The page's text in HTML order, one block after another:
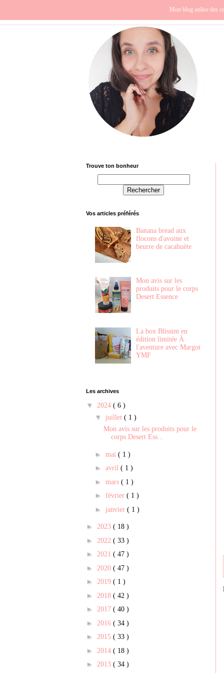
Europe
Trouve ton bonheur
Vos articles préférés
Banana bread aux
flocons d'avoine et
beurre de cacahuète
Mon avis sur les
produits pour le corps
Desert Essence
La box Blissim en
édition limitée À
l'aventure avec Margot
YMF
Les archives
▼ 2024 ( 6 )
▼ juillet ( 1 )
Mon avis sur les produits pour le
corps Desert Ess...
► mai ( 1 )
► avril ( 1 )
► mars ( 1 )
► février ( 1 )
► janvier ( 1 )
► 2023 ( 18 )
► 2022 ( 33 )
► 2021 ( 47 )
► 2020 ( 47 )
► 2019 ( 1 )
► 2018 ( 42 )
► 2017 ( 40 )
► 2016 ( 34 )
► 2015 ( 33 )
► 2014 ( 18 )
► 2013 ( 34 )
Mon blog utilise des